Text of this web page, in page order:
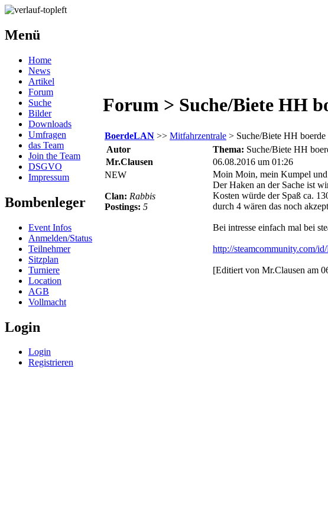
Menü
Home
News
Artikel
Forum
Suche
Bilder
Downloads
Umfragen
das Team
Join the Team
DSGVO
Impressum
Bombenleger
Event Infos
Anmelden/Status
Teilnehmer
Sitzplan
Turniere
Location
AGB
Vollmacht
Login
Login
Registrieren
Forum > Suche/Biete HH
BoerdeLAN >> Mitfahrzentrale > Suche/Biete HH
Autor
Thema: Suche/Biete HH
Mr.Clausen
06.08.2016 um 01:26
NEW
Clan: Rabbis
Postings: 5
Moin Moin, mein Kumpel und
Der Haken an der Sache ist
Kosten würde der Spaß ca.
durch 4 wären das noch
Bei intresse einfach mal bei
http://steamcommunity.com/
[Editiert von Mr.Clausen am